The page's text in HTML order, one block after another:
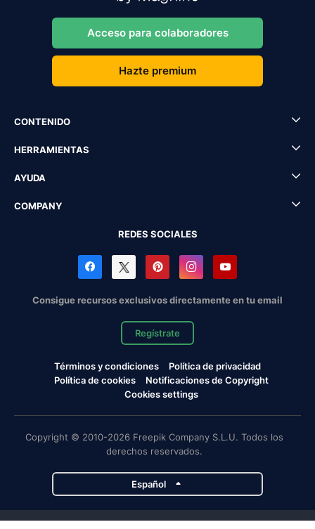
Acceso para colaboradores
Hazte premium
CONTENIDO
HERRAMIENTAS
AYUDA
COMPANY
REDES SOCIALES
Consigue recursos exclusivos directamente en tu email
Regístrate
Términos y condiciones
Política de privacidad
Política de cookies
Notificaciones de Copyright
Cookies settings
Copyright © 2010-2026 Freepik Company S.L.U. Todos los
derechos reservados.
Español